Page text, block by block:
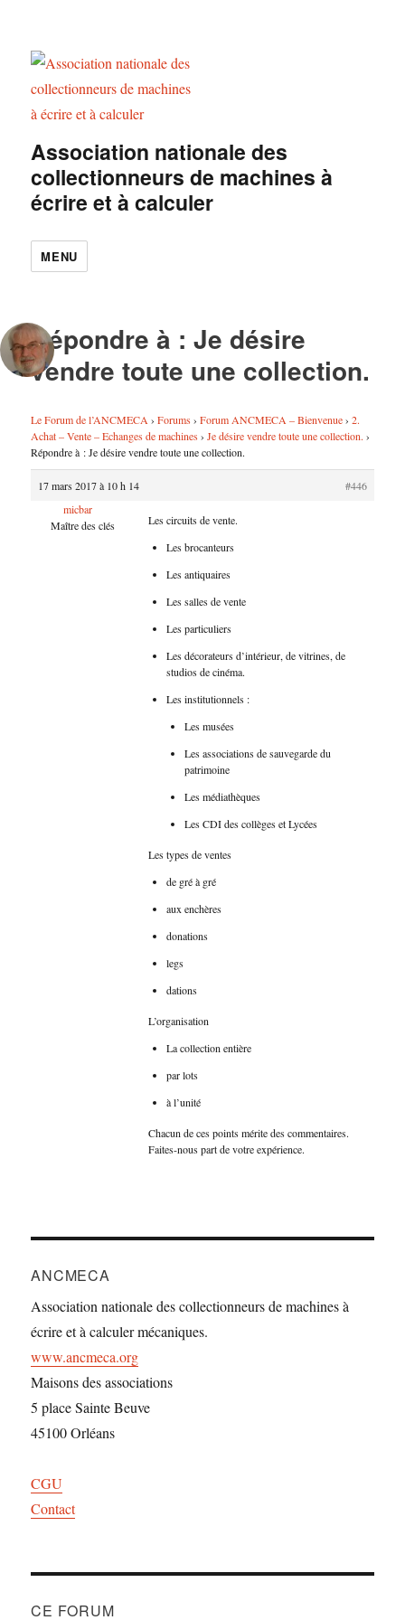
Association nationale des
collectionneurs de machines à
écrire et à calculer
MENU
Répondre à : Je désire
vendre toute une collection.
Le Forum de l’ANCMECA › Forums › Forum ANCMECA – Bienvenue › 2.
Achat – Vente – Echanges de machines › Je désire vendre toute une collection. ›
Répondre à : Je désire vendre toute une collection.
17 mars 2017 à 10 h 14
#446
micbar
Maître des clés
Les circuits de vente.
Les brocanteurs
Les antiquaires
Les salles de vente
Les particuliers
Les décorateurs d’intérieur, de vitrines, de
studios de cinéma.
Les institutionnels :
Les musées
Les associations de sauvegarde du
patrimoine
Les médiathèques
Les CDI des collèges et Lycées
Les types de ventes
de gré à gré
aux enchères
donations
legs
dations
L’organisation
La collection entière
par lots
à l’unité
Chacun de ces points mérite des commentaires.
Faites-nous part de votre expérience.
ANCMECA
Association nationale des collectionneurs de machines à
écrire et à calculer mécaniques.
www.ancmeca.org
Maisons des associations
5 place Sainte Beuve
45100 Orléans
CGU
Contact
CE FORUM